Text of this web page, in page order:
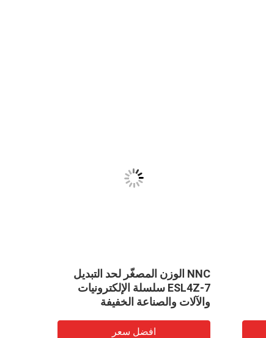
NNC الوزن المصغّر لحد التبديل
ESL4Z-7 سلسلة الإلكترونيات
والآلات والصناعة الخفيفة
افضل سعر